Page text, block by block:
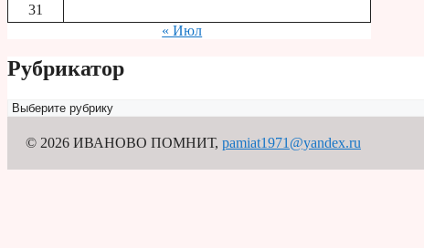
31
« Июл
Рубрикатор
Рубрикатор
© 2026 ИВАНОВО ПОМНИТ, pamiat1971@yandex.ru